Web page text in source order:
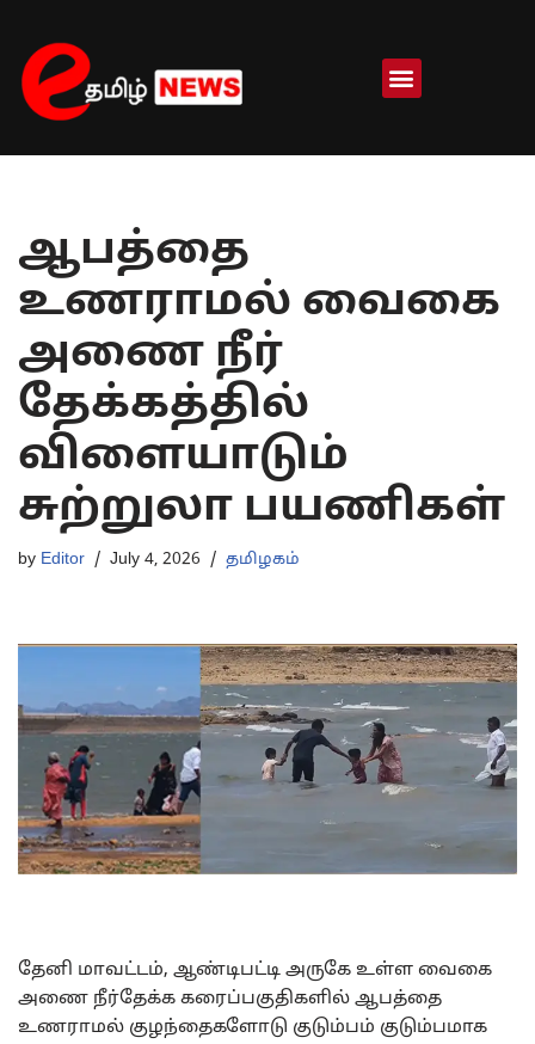
Skip
to
content
ஆபத்தை
உணராமல் வைகை
அணை நீர்
தேக்கத்தில்
விளையாடும்
சுற்றுலா பயணிகள்
by Editor July 4, 2026 தமிழகம்
தேனி மாவட்டம், ஆண்டிபட்டி அருகே உள்ள வைகை
அணை நீர்தேக்க கரைப்பகுதிகளில் ஆபத்தை
உணராமல் குழந்தைகளோடு குடும்பம் குடும்பமாக